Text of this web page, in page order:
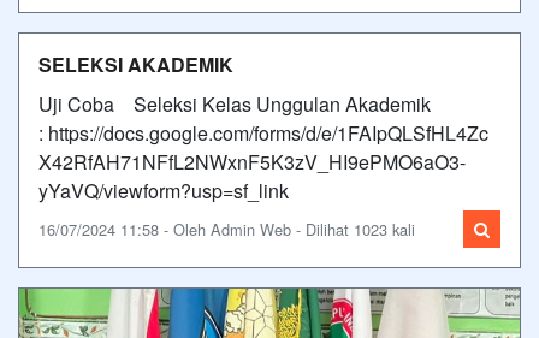
SELEKSI AKADEMIK
Uji Coba Seleksi Kelas Unggulan Akademik
: https://docs.google.com/forms/d/e/1FAIpQLSfHL4Zc
X42RfAH71NFfL2NWxnF5K3zV_HI9ePMO6aO3-
yYaVQ/viewform?usp=sf_link
16/07/2024 11:58 - Oleh Admin Web - Dilihat 1023 kali